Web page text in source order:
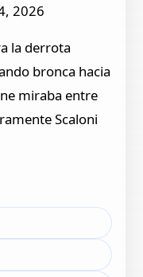
2026
la derrota
bronca hacia
miraba entre
Scaloni